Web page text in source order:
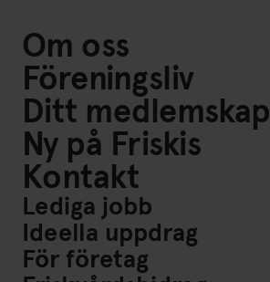
Om oss
Föreningsliv
Ditt medlemskap
Ny på Friskis
Kontakt
Lediga jobb
Ideella uppdrag
För företag